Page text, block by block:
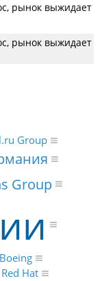
рынок выжидает
рынок выжидает
Group
Group
Red Hat
Boeing